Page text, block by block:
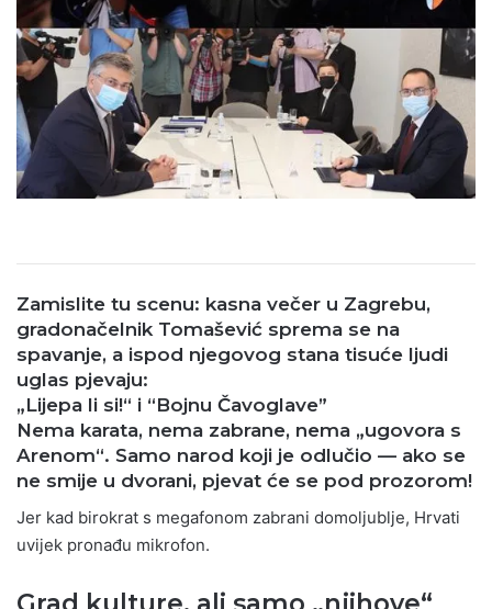
Zamislite tu scenu: kasna večer u Zagrebu,
gradonačelnik Tomašević sprema se na
spavanje, a ispod njegovog stana tisuće ljudi
uglas pjevaju:
„Lijepa li si!“ i “Bojnu Čavoglave”
Nema karata, nema zabrane, nema „ugovora s
Arenom“. Samo narod koji je odlučio — ako se
ne smije u dvorani, pjevat će se pod prozorom!
Jer kad birokrat s megafonom zabrani domoljublje, Hrvati
uvijek pronađu mikrofon.